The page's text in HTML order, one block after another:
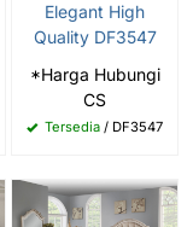
Elegant High
Quality DF3547
*Harga Hubungi
CS
Tersedia / DF3547